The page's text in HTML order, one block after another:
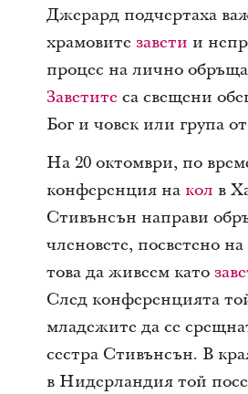
Джерард подчертаха
храмовите завети и
процес на лично
Заветите са свещени
Бог и човек или група
На 20 октомври, по
конференция на кол в
Стивънсън направи
членовете, посветено
това да живеем като
След конференцията
младежите да се
сестра Стивънсън. В
в Нидерландия той